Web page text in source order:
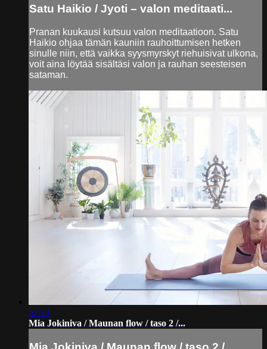
Satu Haikio / Jyoti – valon meditaati...
Pranan kuukausi kutsuu valon meditaatioon. Satu
Haikio ohjaa tämän kauniin rauhoittumisen hetken
sinulle niin, että vaikka syysmyrskyt riehuisivat ulkona,
voit aina löytää sisältäsi valon ja rauhan seesteisen
sataman.
57:13
Mia Jokiniva / Maunan flow / taso 2 /...